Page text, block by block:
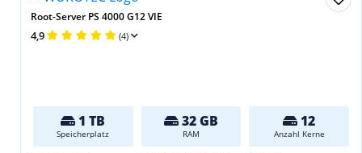
Root-Server PS 4000 G12 VIE
4,9 (4)
1 TB
Speicherplatz
32 GB
RAM
12
Anzahl Kerne